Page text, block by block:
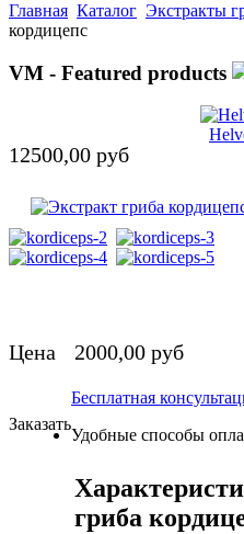
Главная Каталог Экстракты
кордицепс
VM - Featured products
12500,00 руб
Цена 2000,00 руб
Заказать
Бесплатная
гриба
Удобные способы